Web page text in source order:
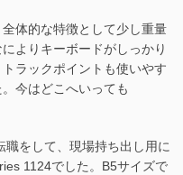
体的な特徴として少し重量
よりキーボードがしっかり
ラックポイントも使いやす
今はどこへいっても
をして、現場持ち出し用に
1124でした。B5サイズで